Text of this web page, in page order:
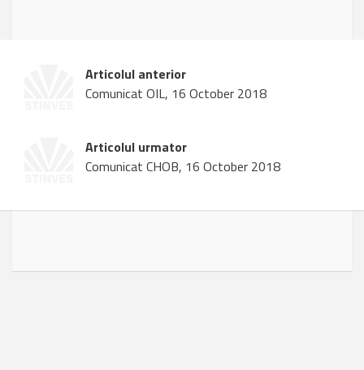
Articolul anterior
Comunicat OIL, 16 October 2018
Articolul urmator
Comunicat CHOB, 16 October 2018